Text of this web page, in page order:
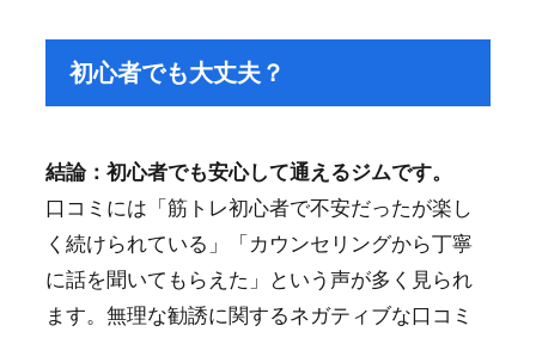
初心者でも大丈夫？
結論：初心者でも安心して通えるジムです。
口コミには「筋トレ初心者で不安だったが楽し
く続けられている」「カウンセリングから丁寧
に話を聞いてもらえた」という声が多く見られ
ます。無理な勧誘に関するネガティブな口コミ